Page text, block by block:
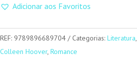
Tu Adicionar aos Favoritos
REF: 9789896689704 Categorias: Literatura,
Colleen Hoover, Romance